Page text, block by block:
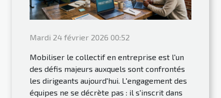
Mardi 24 février 2026 00:52
Mobiliser le collectif en entreprise est l'un
des défis majeurs auxquels sont confrontés
les dirigeants aujourd'hui. L'engagement des
équipes ne se décrète pas : il s'inscrit dans